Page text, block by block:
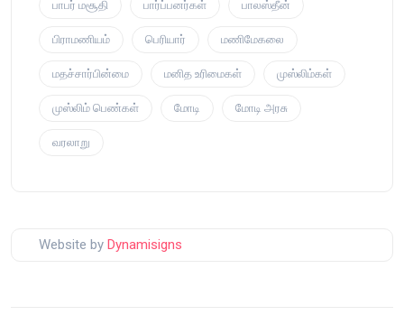
பாபர் மசூதி பார்ப்பனர்கள் பாலஸ்தீன்
பிராமணியம் பெரியார் மணிமேகலை
மதச்சார்பின்மை மனித உரிமைகள் முஸ்லிம்கள்
முஸ்லிம் பெண்கள் மோடி மோடி அரசு
வரலாறு
Website by Dynamisigns